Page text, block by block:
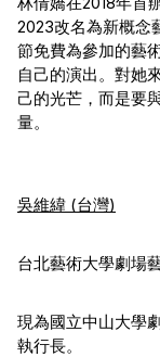
2023改名為新概念
節免費為參加的藝
自己的演出。對她
己的光芒，而是要
量。
吳維緯 (台灣)
台北藝術大學劇場
現為國立中山大學
執行長。